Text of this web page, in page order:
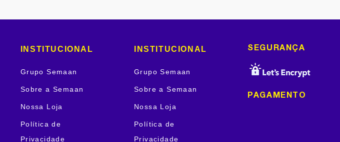
INSTITUCIONAL
Grupo Semaan
Sobre a Semaan
Nossa Loja
Política de
Privacidade
INSTITUCIONAL
Grupo Semaan
Sobre a Semaan
Nossa Loja
Política de
Privacidade
SEGURANÇA
PAGAMENTO